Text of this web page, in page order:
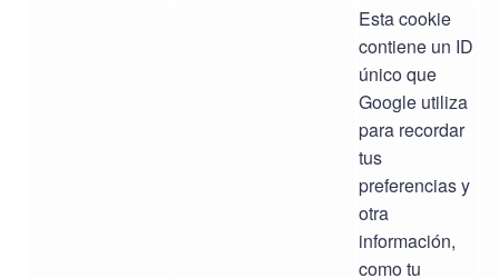
Esta cookie
contiene un ID
único que
Google utiliza
para recordar
tus
preferencias y
otra
información,
como tu